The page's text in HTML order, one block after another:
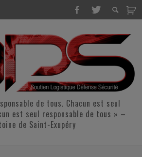
de tous. Chacun est seul
est seul responsable de tous » –
de Saint-Exupéry